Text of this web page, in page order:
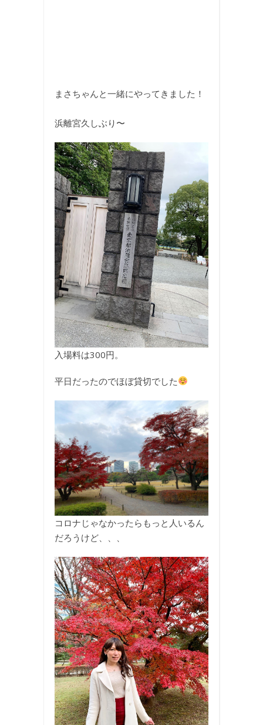
まさちゃんと一緒にやってきました！
浜離宮久しぶり〜
入場料は300円。
平日だったのでほぼ貸切でした
コロナじゃなかったらもっと人いるん
だろうけど、、、